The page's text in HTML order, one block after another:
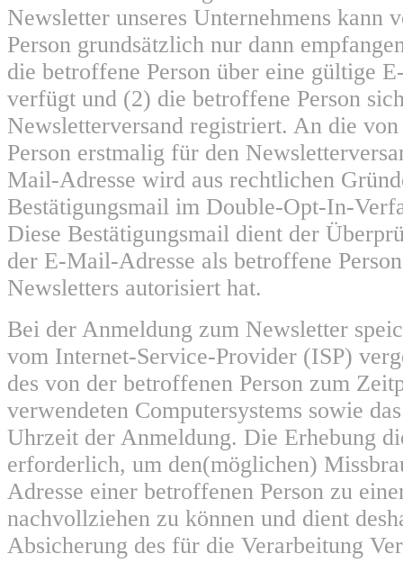
Newsletter unseres Unternehmens kann
Person grundsätzlich nur dann
die betroffene Person über eine gültige
verfügt und (2) die betroffene Person
Newsletterversand registriert. An die
Person erstmalig für den
Mail-Adresse wird aus rechtlichen
Bestätigungsmail im Double-Opt-In-
Diese Bestätigungsmail dient der
der E-Mail-Adresse als betroffene
Newsletters autorisiert hat.
Bei der Anmeldung zum Newsletter
vom Internet-Service-Provider (ISP)
des von der betroffenen Person zum
verwendeten Computersystems sowie
Uhrzeit der Anmeldung. Die Erhebung
erforderlich, um den(möglichen)
Adresse einer betroffenen Person zu
nachvollziehen zu können und dient
Absicherung des für die Verarbeitung